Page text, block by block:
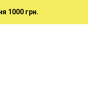
1000 грн.